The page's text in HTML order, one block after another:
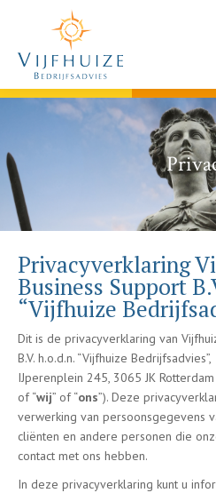
Privacyverklaring
Business Support
“Vijfhuize
Dit is de privacyverklaring van
B.V. h.o.d.n. “Vijfhuize
IJperenplein 245, 3065 JK Rotterdam
of “wij” of “ons”). Deze
verwerking van persoonsgegevens
cliënten en andere personen die
contact met ons hebben.
In deze privacyverklaring kunt u